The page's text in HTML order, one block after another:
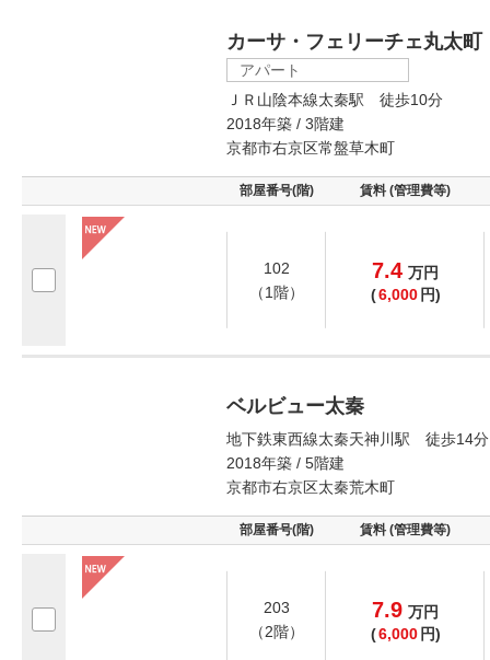
カーサ・フェリーチェ丸太町
アパート
ＪＲ山陰本線太秦駅 徒歩10分
2018年築 / 3階建
京都市右京区常盤草木町
部屋番号(階) 賃料 (管理費等)
102
（1階）
7.4 万円
(6,000 円)
ベルビュー太秦
地下鉄東西線太秦天神川駅 徒歩14分
2018年築 / 5階建
京都市右京区太秦荒木町
部屋番号(階) 賃料 (管理費等)
203
（2階）
7.9 万円
(6,000 円)